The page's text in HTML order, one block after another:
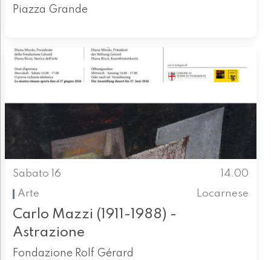
Piazza Grande
Sabato 16
14.00
Arte
Locarnese
Carlo Mazzi (1911-1988) -
Astrazione
Fondazione Rolf Gérard